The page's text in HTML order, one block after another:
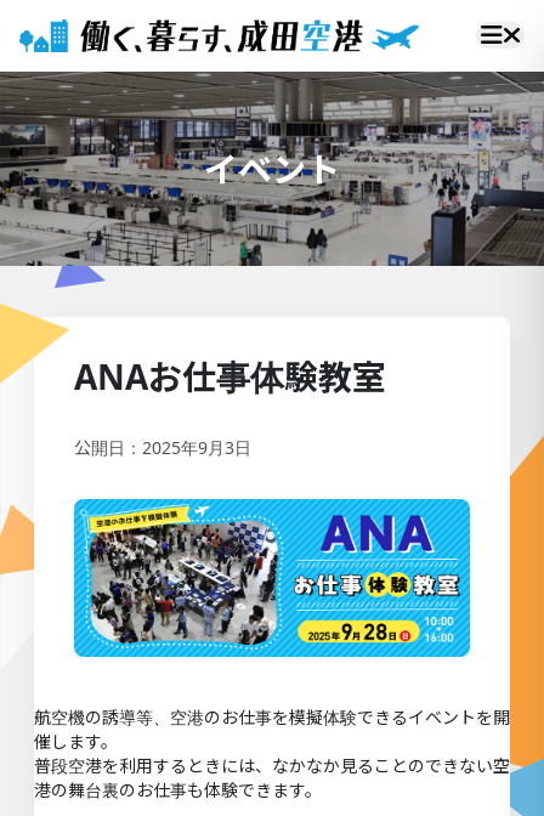
イベント
ANAお仕事体験教室
公開日：2025年9月3日
航空機の誘導等、空港のお仕事を模擬体験できるイベントを開
催します。
普段空港を利用するときには、なかなか見ることのできない空
港の舞台裏のお仕事も体験できます。